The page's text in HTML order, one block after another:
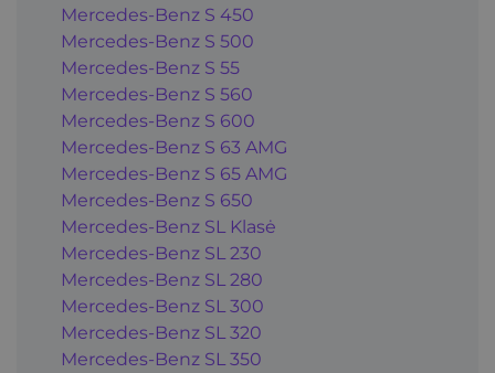
Mercedes-Benz S 450
Mercedes-Benz S 500
Mercedes-Benz S 55
Mercedes-Benz S 560
Mercedes-Benz S 600
Mercedes-Benz S 63 AMG
Mercedes-Benz S 65 AMG
Mercedes-Benz S 650
Mercedes-Benz SL Klasė
Mercedes-Benz SL 230
Mercedes-Benz SL 280
Mercedes-Benz SL 300
Mercedes-Benz SL 320
Mercedes-Benz SL 350